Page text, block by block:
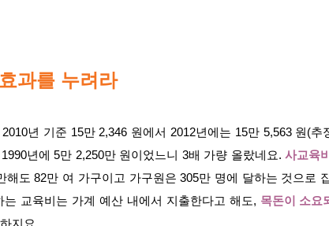
과를 누려라
년 기준 15만 2,346 원에서 2012년에는 15만 5,563 원(추
년에 5만 2,250만 원이었느니 3배 가량 올랐네요. 사교육
해도 82만 여 가구이고 가구원은 305만 명에 달하는 것으로
교육비는 가계 예산 내에서 지출한다고 해도, 목돈이 소요